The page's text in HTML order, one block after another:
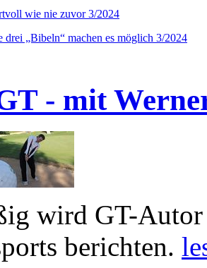
wie nie zuvor 3/2024
drei „Bibeln“ machen es möglich 3/2024
- mit
wird GT-
berichten.